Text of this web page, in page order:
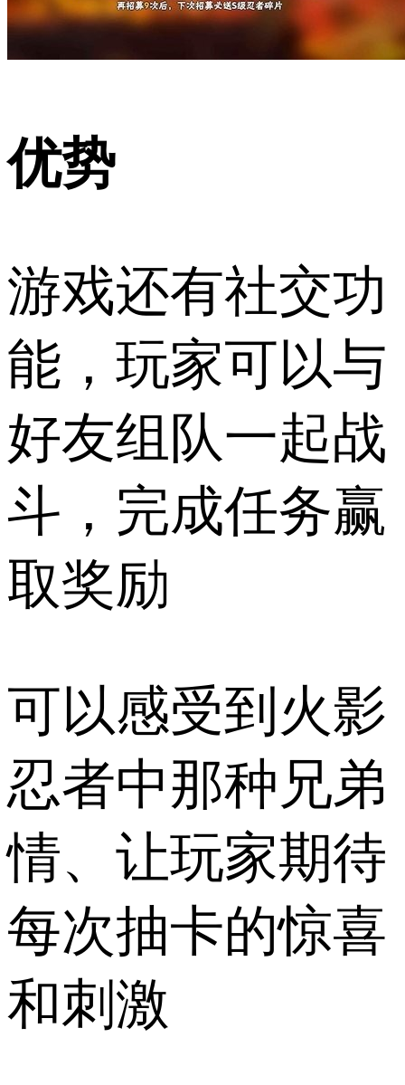
优势
游戏还有社交功
能，玩家可以与
好友组队一起战
斗，完成任务赢
取奖励
可以感受到火影
忍者中那种兄弟
情、让玩家期待
每次抽卡的惊喜
和刺激